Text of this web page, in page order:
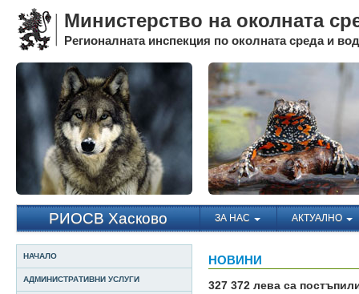
Министерство на околната
Регионалната инспекция по околната среда и
РИОСВ Хасково ЗА НАС АКТУАЛНО
НАЧАЛО
АДМИНИСТРАТИВНИ УСЛУГИ
НОВИНИ
327 372 лева са